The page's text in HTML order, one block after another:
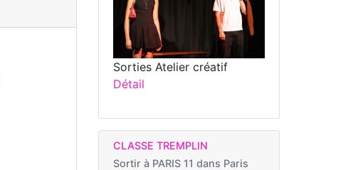
Sorties Atelier créatif
Détail
CLASSE TREMPLIN
Sortir à PARIS 11 dans Paris